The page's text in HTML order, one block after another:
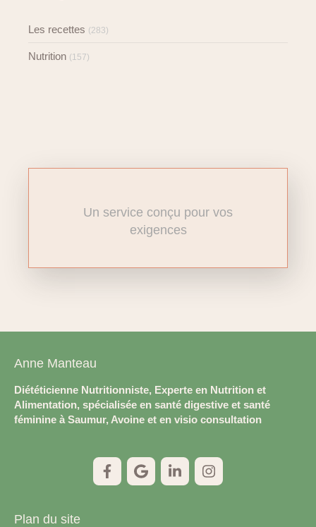
Les recettes (283)
Nutrition (157)
Un service conçu pour vos
exigences
Anne Manteau
Diététicienne Nutritionniste, Experte en Nutrition et
Alimentation, spécialisée en santé digestive et santé
féminine à Saumur, Avoine et en visio consultation
Plan du site